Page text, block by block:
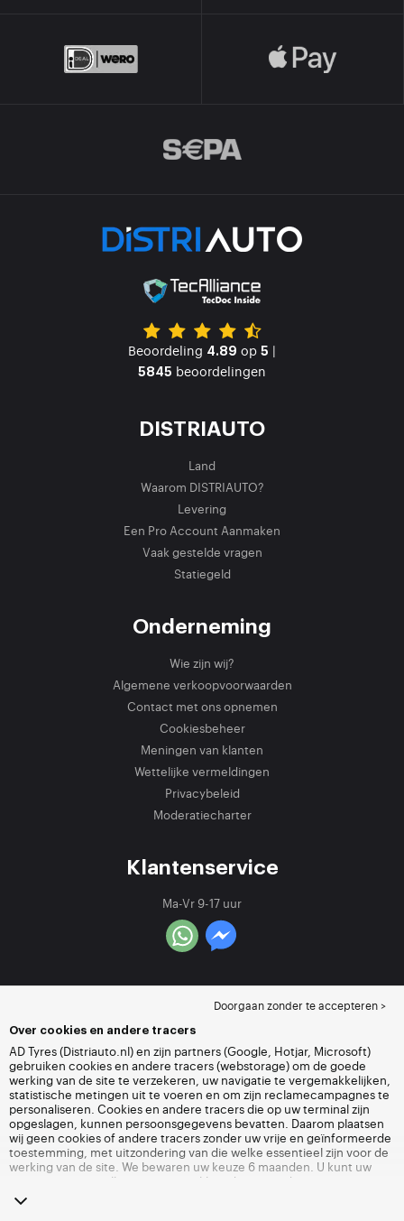
Beoordeling 4.89 op 5 |
5845 beoordelingen
DISTRIAUTO
Land
Waarom DISTRIAUTO?
Levering
Een Pro Account Aanmaken
Vaak gestelde vragen
Statiegeld
Onderneming
Wie zijn wij?
Algemene verkoopvoorwaarden
Contact met ons opnemen
Cookiesbeheer
Meningen van klanten
Wettelijke vermeldingen
Privacybeleid
Moderatiecharter
Klantenservice
Ma-Vr 9-17 uur
Doorgaan zonder te accepteren >
Over cookies en andere tracers
AD Tyres (Distriauto.nl) en zijn partners (Google, Hotjar, Microsoft)
gebruiken cookies en andere tracers (webstorage) om de goede
werking van de site te verzekeren, uw navigatie te vergemakkelijken,
statistische metingen uit te voeren en om zijn reclamecampagnes te
personaliseren. Cookies en andere tracers die op uw terminal zijn
opgeslagen, kunnen persoonsgegevens bevatten. Daarom plaatsen
wij geen cookies of andere tracers zonder uw vrije en geïnformeerde
toestemming, met uitzondering van die welke essentieel zijn voor de
werking van de site. We bewaren uw keuze 6 maanden. U kunt uw
toestemming op elk moment intrekken door naar de pagina over
cookies en andere tracers
surfen zonder het deponeren van cookies of andere tracers te